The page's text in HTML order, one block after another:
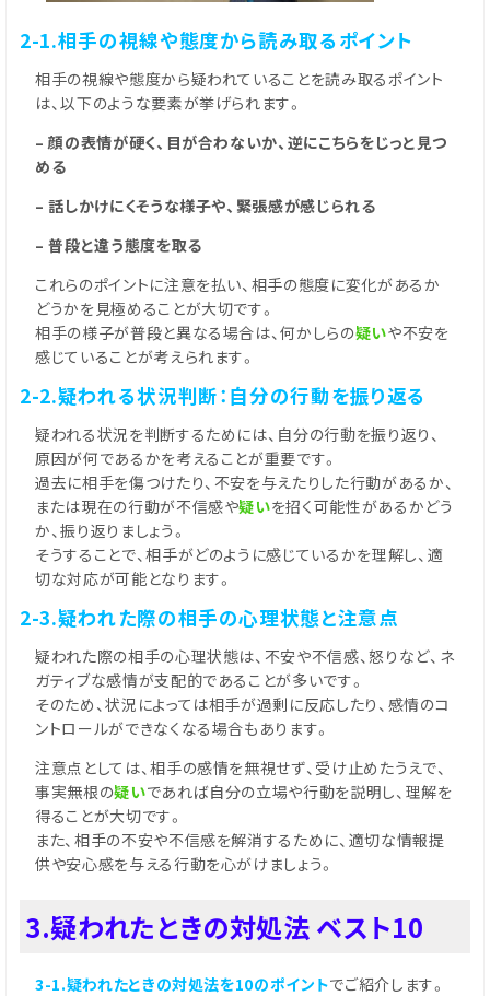
2-1.相手の視線や態度から読み取るポイント
相手の視線や態度から疑われていることを読み取るポイント
は、以下のような要素が挙げられます。
– 顔の表情が硬く、目が合わないか、逆にこちらをじっと見つ
める
– 話しかけにくそうな様子や、緊張感が感じられる
– 普段と違う態度を取る
これらのポイントに注意を払い、相手の態度に変化があるか
どうかを見極めることが大切です。
相手の様子が普段と異なる場合は、何かしらの疑いや不安を
感じていることが考えられます。
2-2.疑われる状況判断：自分の行動を振り返る
疑われる状況を判断するためには、自分の行動を振り返り、
原因が何であるかを考えることが重要です。
過去に相手を傷つけたり、不安を与えたりした行動があるか、
または現在の行動が不信感や疑いを招く可能性があるかどう
か、振り返りましょう。
そうすることで、相手がどのように感じているかを理解し、適
切な対応が可能となります。
2-3.疑われた際の相手の心理状態と注意点
疑われた際の相手の心理状態は、不安や不信感、怒りなど、ネ
ガティブな感情が支配的であることが多いです。
そのため、状況によっては相手が過剰に反応したり、感情のコ
ントロールができなくなる場合もあります。
注意点としては、相手の感情を無視せず、受け止めたうえで、
事実無根の疑いであれば自分の立場や行動を説明し、理解を
得ることが大切です。
また、相手の不安や不信感を解消するために、適切な情報提
供や安心感を与える行動を心がけましょう。
3.疑われたときの対処法 ベスト10
3-1.疑われたときの対処法を10のポイントでご紹介します。